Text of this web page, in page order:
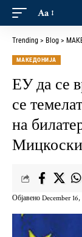
Aa
Trending > Blog >
МАКЕДОНИЈА
ЕУ да се
се
на
Мицкоски
Објавено December